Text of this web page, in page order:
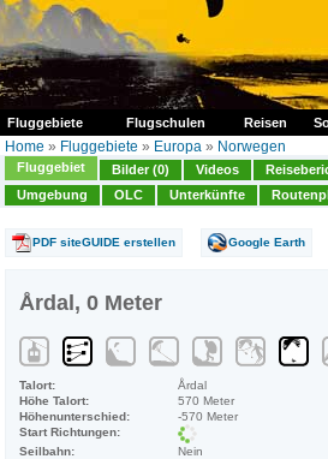
Fluggebiete Flugschulen Reisen
Home » Fluggebiete » Europa » Norwegen
Fluggebiet Bilder (0) Videos
Umgebung
OLC Unterkünfte
PDF siteGUIDE erstellen Google Earth
Årdal, 0 Meter
Talort:
Årdal
Höhe Talort:
570 Meter
Höhenunterschied:
-570 Meter
Start Richtungen:
Seilbahn:
Nein